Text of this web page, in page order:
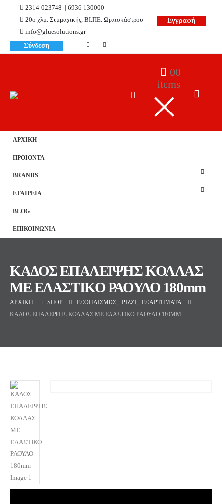
2314-023748 || 6936 130000
20ο χλμ. Συμμαχικής, ΒΙ.ΠΕ. Ωραιοκάστρου
info@gluesolutions.gr
Εγγραφή
Σύνδεση
00
items
ΑΡΧΙΚΗ
ΠΡΟΙΟΝΤΑ
BRANDS
ΕΤΑΙΡΕΙΑ
BLOG
ΕΠΙΚΟΙΝΩΝΙΑ
ΚΑΔΟΣ ΕΠΑΛΕΙΨΗΣ ΚΟΛΛΑΣ
ΜΕ ΕΛΑΣΤΙΚΟ ΡΑΟΥΛΟ 180mm
ΑΡΧΙΚΉ SHOP ΕΞΟΠΛΙΣΜΌΣ, PIZZI,
ΕΞΑΡΤΉΜΑΤΑ
ΚΑΔΟΣ ΕΠΑΛΕΙΨΗΣ ΚΟΛΛΑΣ ΜΕ ΕΛΑΣΤΙΚΟ ΡΑΟΥΛΟ 180MM